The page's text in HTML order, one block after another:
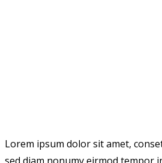
Lorem ipsum dolor sit amet,